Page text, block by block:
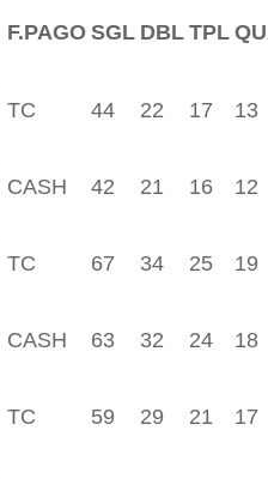
F.PAGO SGL DBL TPL
TC 44 22 17 13
CASH 42 21 16 12
TC 67 34 25 19
CASH 63 32 24 18
TC 59 29 21 17